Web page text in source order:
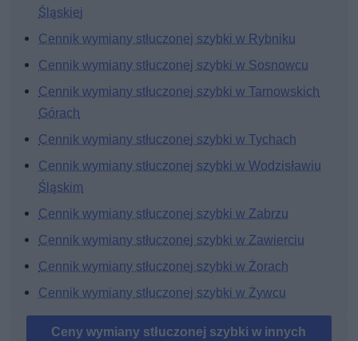
Śląskiej
Cennik wymiany stłuczonej szybki w Rybniku
Cennik wymiany stłuczonej szybki w Sosnowcu
Cennik wymiany stłuczonej szybki w Tarnowskich
Górach
Cennik wymiany stłuczonej szybki w Tychach
Cennik wymiany stłuczonej szybki w Wodzisławiu
Śląskim
Cennik wymiany stłuczonej szybki w Zabrzu
Cennik wymiany stłuczonej szybki w Zawierciu
Cennik wymiany stłuczonej szybki w Żorach
Cennik wymiany stłuczonej szybki w Żywcu
Ceny wymiany stłuczonej szybki w innych